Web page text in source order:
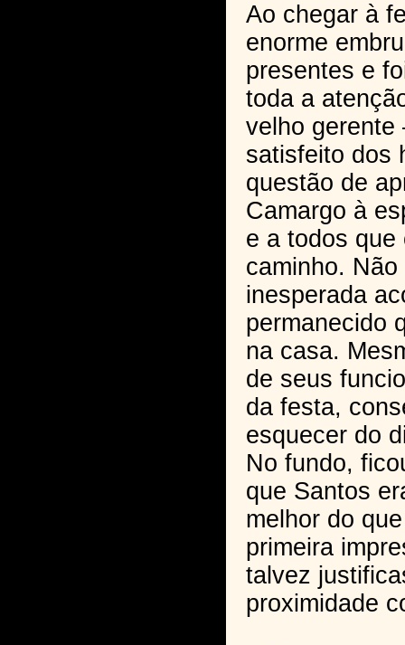
Ao chegar à
enorme
presentes e
toda a
velho gerente
satisfeito dos
questão de
Camargo à
e a todos que
caminho.
inesperada
permanecido
na casa.
de seus
da festa,
esquecer do
No fundo,
que Santos
melhor do
primeira
talvez
proximidade